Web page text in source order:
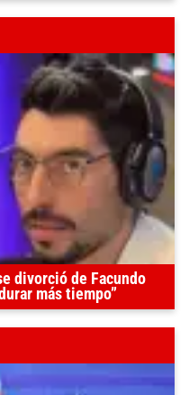
divorció de Facundo
más tiempo”